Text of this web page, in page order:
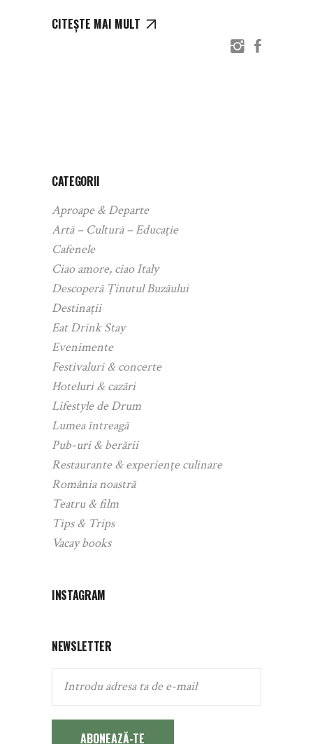
CITEȘTE MAI MULT
CATEGORII
Aproape & Departe
Artă – Cultură – Educație
Cafenele
Ciao amore, ciao Italy
Descoperă Ținutul Buzăului
Destinații
Eat Drink Stay
Evenimente
Festivaluri & concerte
Hoteluri & cazări
Lifestyle de Drum
Lumea întreagă
Pub-uri & berării
Restaurante & experiențe culinare
România noastră
Teatru & film
Tips & Trips
Vacay books
INSTAGRAM
NEWSLETTER
ABONEAZĂ-TE